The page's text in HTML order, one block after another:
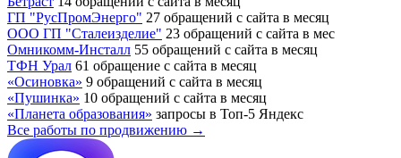
ГП "РусПромЭнерго" 27 обращений с сайта в месяц
ООО ГП "Сталеизделие" 23 обращений с сайта в мес
Омникомм-Инсталл 55 обращений с сайта в месяц
ТФН Урал 61 обращение с сайта в месяц
«Осиновка» 9 обращений с сайта в месяц
«Пушинка» 10 обращений с сайта в месяц
«Планета образования» запросы в Топ-5 Яндекс
Все работы по продвижению →